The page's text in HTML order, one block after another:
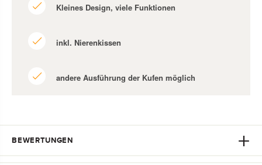
Kleines Design, viele Funktionen
inkl. Nierenkissen
andere Ausführung der Kufen möglich
BEWERTUNGEN